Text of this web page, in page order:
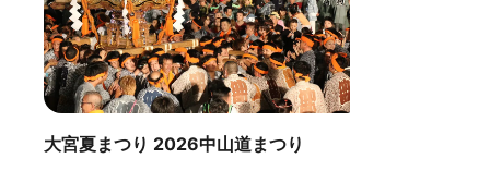
大宮夏まつり 2026中山道まつり